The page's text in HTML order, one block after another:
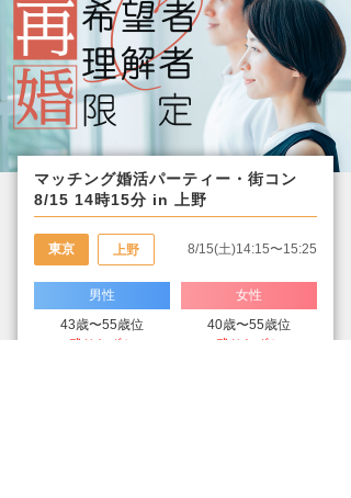
マッチング婚活パーティー・街コン
8/15 14時15分 in 上野
東京 上野 8/15(土)14:15〜15:25
男性
43歳〜55歳位
残りわずか
女性
40歳〜55歳位
残りわずか